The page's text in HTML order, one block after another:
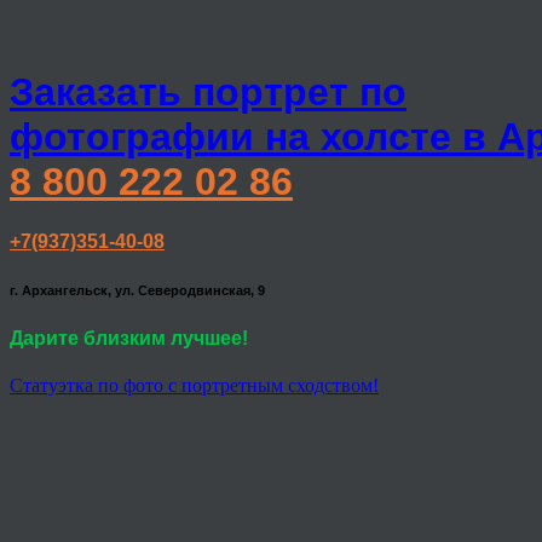
Заказать портрет по
фотографии на холсте в
8 800 222 02 86
+7(937)351-40-08
г. Архангельск, ул. Северодвинская, 9
Дарите близким лучшее!
Статуэтка по фото с портретным сходством!